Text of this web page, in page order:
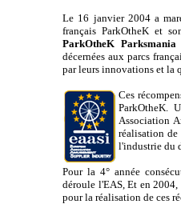
Le 16 janvier 2004 a
français ParkOtheK et
ParkOtheK Parksmania
décernées aux parcs
par leurs innovations et la
Ces
ParkOtheK.
Association
réalisation de
l'industrie du
Pour la 4° année
déroule l'EAS, Et en
pour la réalisation de ces